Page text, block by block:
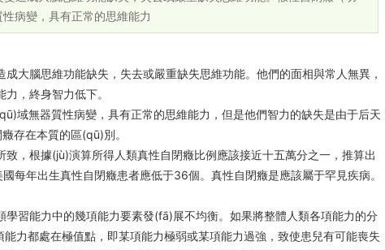
病變，具有正常的思維能力
思維功能缺失，失去或嚴重缺失思維功能。他們的面相與常人無異，
，終身智力低下。
域無器質性病變，具有正常的思維能力，但是他們智力的缺失是由于后天
癥存在本質的區(qū)別。
，根據(jù)演算所得人類真性自閉癥比例應該接近十五萬分之一，推算出
每年出生真性自閉癥患者應低于36個。真性自閉癥是應該屬于罕見疾病。
能力中的幾項能力要素發(fā)展不均衡。如果將整體人類各項能力的分
能力都處在極值點，即某項能力極弱或某項能力過強，致使患兒有可能喪失